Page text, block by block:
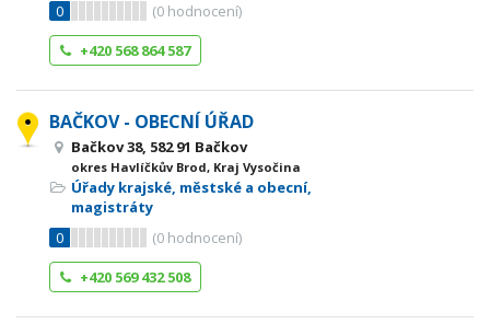
0
(0 hodnocení)
+420 568 864 587
BAČKOV - OBECNÍ ÚŘAD
Bačkov 38, 582 91 Bačkov
okres Havlíčkův Brod, Kraj Vysočina
Úřady krajské, městské a obecní,
magistráty
0
(0 hodnocení)
+420 569 432 508